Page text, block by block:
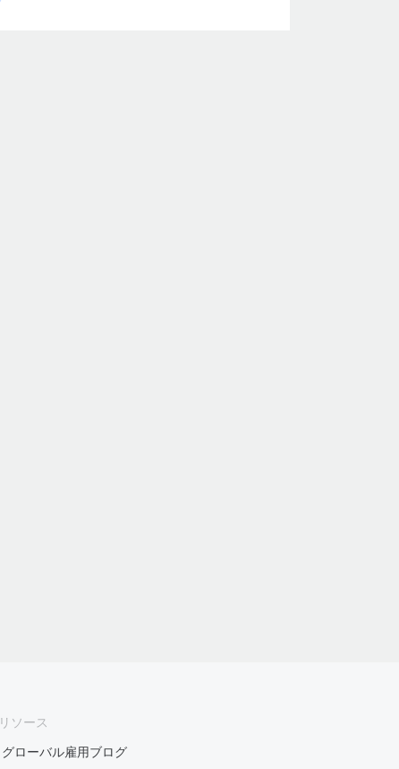
リソース
グローバル雇用ブログ